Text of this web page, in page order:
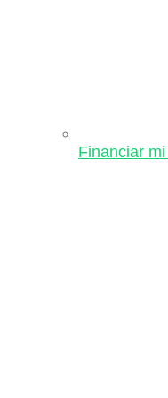
Financiar